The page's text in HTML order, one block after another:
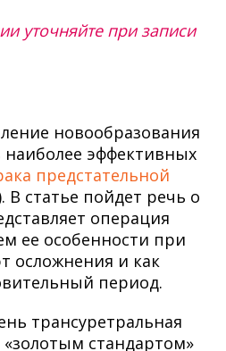
уточняйте при записи
новообразования
наиболее эффективных
предстательной
В статье пойдет речь о
операция
ее особенности при
осложнения и как
период.
трансуретральная
«золотым стандартом»